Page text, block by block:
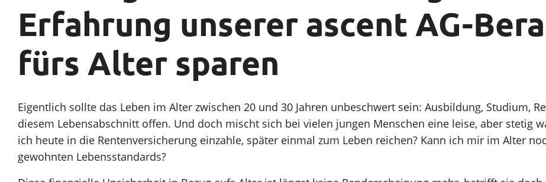
Sparen
Unternehmen
SparpotenzialCheck
Erfahrung unserer ascent AG-
fürs Alter sparen
Eigentlich sollte das Leben im Alter zwischen 20 und 30 Jahren unbeschwert sein: Ausbildung, Studium,
diesem Lebensabschnitt offen. Und doch mischt sich bei vielen jungen Menschen eine leise, aber stetig
ich heute in die Rentenversicherung einzahle, später einmal zum Leben reichen? Kann ich mir im Alter
gewohnten Lebensstandards?